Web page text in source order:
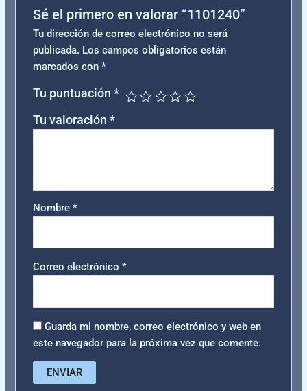
Sé el primero en valorar “1101240”
Tu dirección de correo electrónico no será
publicada. Los campos obligatorios están
marcados con *
Tu puntuación *
Tu valoración *
Nombre *
Correo electrónico *
Guarda mi nombre, correo electrónico y web en
este navegador para la próxima vez que comente.